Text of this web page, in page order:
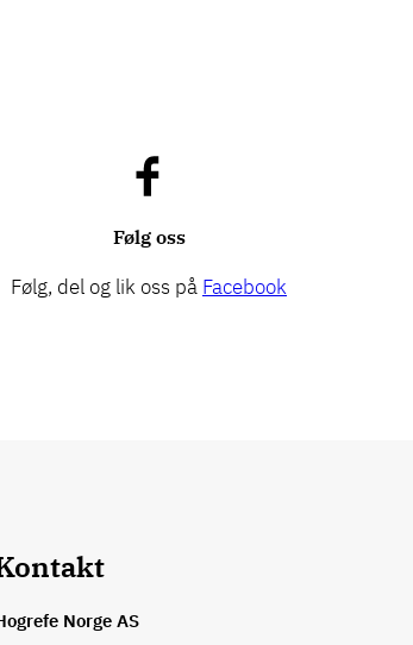
Følg oss
Følg, del og lik oss på Facebook
Norge AS